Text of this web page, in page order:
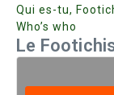
Qui es-tu,
Who’s who
Le